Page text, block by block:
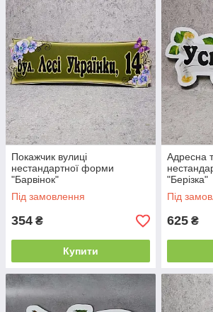
Покажчик вулиці
нестандартної форми
"Барвінок"
Під замовлення
354 ₴
Купити
Адресна
"Берізка"
Під
625 ₴